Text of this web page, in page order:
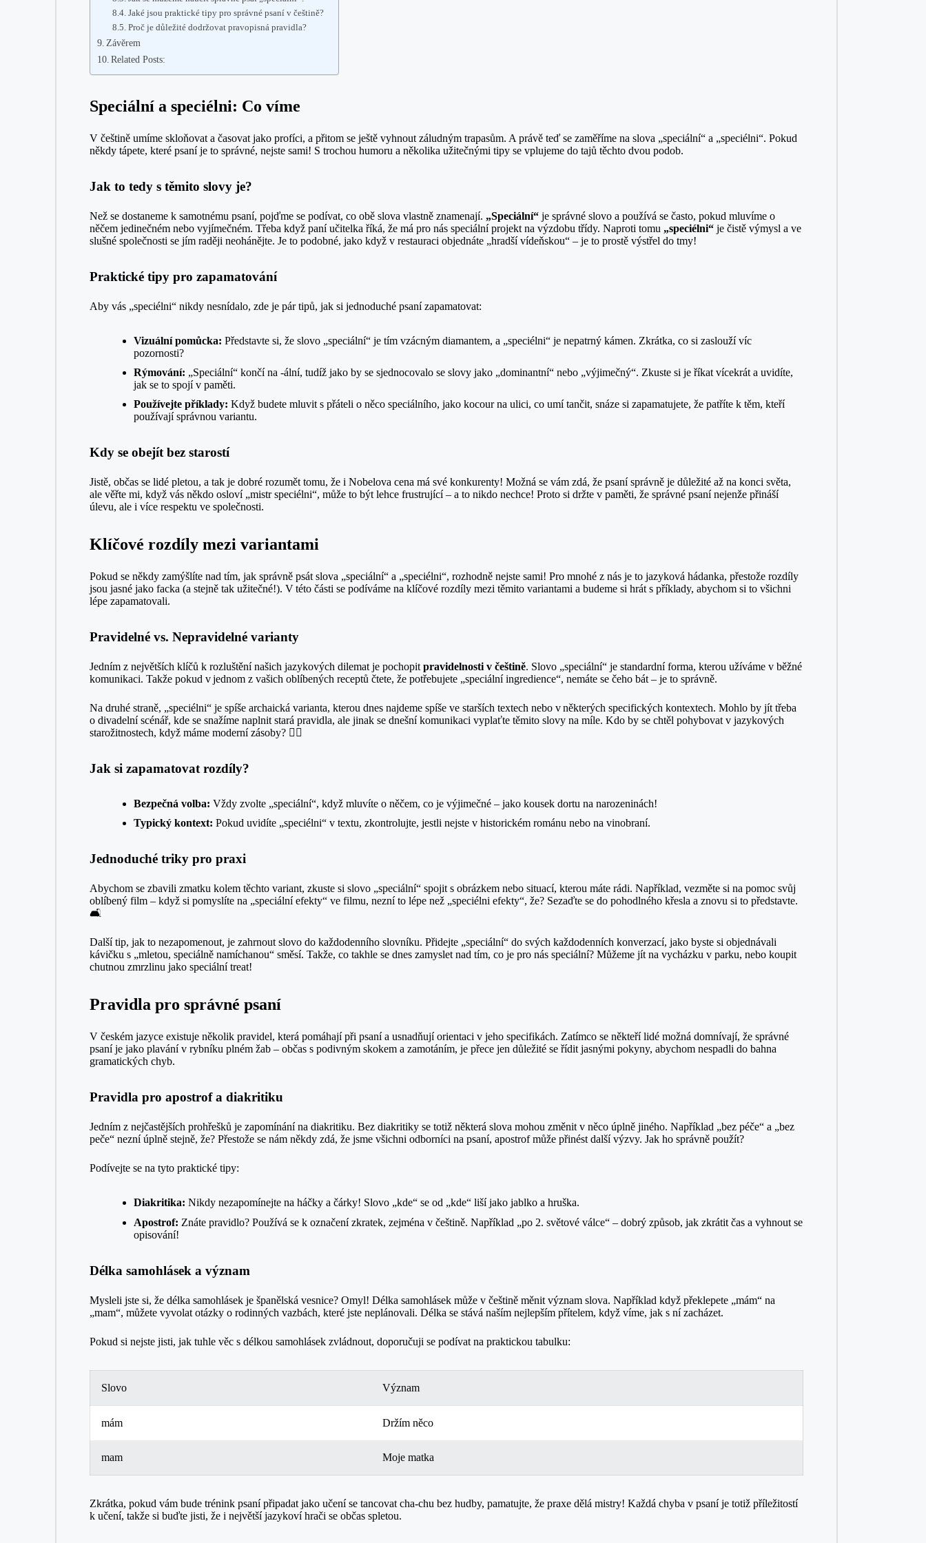
Jaké jsou praktické tipy pro správné psaní v češtině?
Proč je důležité dodržovat pravopisná pravidla?
Závěrem
Related Posts:
Speciální a speciélni: Co víme
V češtině umíme skloňovat a časovat jako profíci, a přitom se ještě vyhnout záludným trapasům. A právě teď se zaměříme na slova „speciální“ a „speciélni“. Pokud
někdy tápete, které psaní je to správné, nejste sami! S trochou humoru a několika užitečnými tipy se vplujeme do tajů těchto dvou podob.
Jak to tedy s těmito slovy je?
Než se dostaneme k samotnému psaní, pojďme se podívat, co obě slova vlastně znamenají. „Speciální“je správné slovo a používá se často, pokud mluvíme o
něčem jedinečném nebo vyjímečném. Třeba když paní učitelka říká, že má pro nás speciální projekt na výzdobu třídy. Naproti tomu „speciélni“je čistě výmysl a ve
slušné společnosti se jím raději neohánějte. Je to podobné, jako když v restauraci objednáte „hradší vídeňskou“ – je to prostě výstřel do tmy!
Praktické tipy pro zapamatování
Aby vás „speciélni“ nikdy nesnídalo, zde je pár tipů, jak si jednoduché psaní zapamatovat:
Vizuální pomůcka: Představte si, že slovo „speciální“ je tím vzácným diamantem, a „speciélni“ je nepatrný kámen. Zkrátka, co si zaslouží víc
pozornosti?
Rýmování: „Speciální“ končí na -ální, tudíž jako by se sjednocovalo se slovy jako „dominantní“ nebo „výjimečný“. Zkuste si je říkat vícekrát a uvidíte,
jak se to spojí v paměti.
Používejte příklady: Když budete mluvit s přáteli o něco speciálního, jako kocour na ulici, co umí tančit, snáze si zapamatujete, že patříte k těm, kteří
používají správnou variantu.
Kdy se obejít bez starostí
Jistě, občas se lidé pletou, a tak je dobré rozumět tomu, že i Nobelova cena má své konkurenty! Možná se vám zdá, že psaní správně je důležité až na konci světa,
ale věřte mi, když vás někdo osloví „mistr speciélni“, může to být lehce frustrující – a to nikdo nechce! Proto si držte v paměti, že správné psaní nejenže přináší
úlevu, ale i více respektu ve společnosti.
Klíčové rozdíly mezi variantami
Pokud se někdy zamýšlíte nad tím, jak správně psát slova „speciální“ a „speciélni“, rozhodně nejste sami! Pro mnohé z nás je to jazyková hádanka, přestože rozdíly
jsou jasné jako facka (a stejně tak užitečné!). V této části se podíváme na klíčové rozdíly mezi těmito variantami a budeme si hrát s příklady, abychom si to všichni
lépe zapamatovali.
Pravidelné vs. Nepravidelné varianty
Jedním z největších klíčů k rozluštění našich jazykových dilemat je pochopit pravidelnosti v češtině. Slovo „speciální“ je standardní forma, kterou užíváme v běžné
komunikaci. Takže pokud v jednom z vašich oblíbených receptů čtete, že potřebujete „speciální ingredience“, nemáte se čeho bát – je to správně.
Na druhé straně, „speciélni“ je spíše archaická varianta, kterou dnes najdeme spíše ve starších textech nebo v některých specifických kontextech. Mohlo by jít třeba
o divadelní scénář, kde se snažíme naplnit stará pravidla, ale jinak se dnešní komunikaci vyplaťte těmito slovy na míle. Kdo by se chtěl pohybovat v jazykových
starožitnostech, když máme moderní zásoby? 🤷‍♂️
Jak si zapamatovat rozdíly?
Bezpečná volba: Vždy zvolte „speciální“, když mluvíte o něčem, co je výjimečné – jako kousek dortu na narozeninách!
Typický kontext: Pokud uvidíte „speciélni“ v textu, zkontrolujte, jestli nejste v historickém románu nebo na vinobraní.
Jednoduché triky pro praxi
Abychom se zbavili zmatku kolem těchto variant, zkuste si slovo „speciální“ spojit s obrázkem nebo situací, kterou máte rádi. Například, vezměte si na pomoc svůj
oblíbený film – když si pomyslíte na „speciální efekty“ ve filmu, nezní to lépe než „speciélni efekty“, že? Sezaďte se do pohodlného křesla a znovu si to představte.
🛋️
Další tip, jak to nezapomenout, je zahrnout slovo do každodenního slovníku. Přidejte „speciální“ do svých každodenních konverzací, jako byste si objednávali
kávičku s „mletou, speciálně namíchanou“ směsí. Takže, co takhle se dnes zamyslet nad tím, co je pro nás speciální? Můžeme jít na vycházku v parku, nebo koupit
chutnou zmrzlinu jako speciální treat!
Pravidla pro správné psaní
V českém jazyce existuje několik pravidel, která pomáhají při psaní a usnadňují orientaci v jeho specifikách. Zatímco se někteří lidé možná domnívají, že správné
psaní je jako plavání v rybníku plném žab – občas s podivným skokem a zamotáním, je přece jen důležité se řídit jasnými pokyny, abychom nespadli do bahna
gramatických chyb.
Pravidla pro apostrof a diakritiku
Jedním z nejčastějších prohřešků je zapomínání na diakritiku. Bez diakritiky se totiž některá slova mohou změnit v něco úplně jiného. Například „bez péče“ a „bez
peče“ nezní úplně stejně, že? Přestože se nám někdy zdá, že jsme všichni odborníci na psaní, apostrof může přinést další výzvy. Jak ho správně použít?
Podívejte se na tyto praktické tipy:
Diakritika: Nikdy nezapomínejte na háčky a čárky! Slovo „kde“ se od „kde“ liší jako jablko a hruška.
Apostrof: Znáte pravidlo? Používá se k označení zkratek, zejména v češtině. Například „po 2. světové válce“ – dobrý způsob, jak zkrátit čas a vyhnout se
opisování!
Délka samohlásek a význam
Mysleli jste si, že délka samohlásek je španělská vesnice? Omyl! Délka samohlásek může v češtině měnit význam slova. Například když překlepete „mám“ na
„mam“, můžete vyvolat otázky o rodinných vazbách, které jste neplánovali. Délka se stává naším nejlepším přítelem, když víme, jak s ní zacházet.
Pokud si nejste jisti, jak tuhle věc s délkou samohlásek zvládnout, doporučuji se podívat na praktickou tabulku:
Slovo Význam
mám Držím něco
mam Moje matka
Zkrátka, pokud vám bude trénink psaní připadat jako učení se tancovat cha-chu bez hudby, pamatujte, že praxe dělá mistry! Každá chyba v psaní je totiž příležitostí
k učení, takže si buďte jisti, že i největší jazykoví hrači se občas spletou.